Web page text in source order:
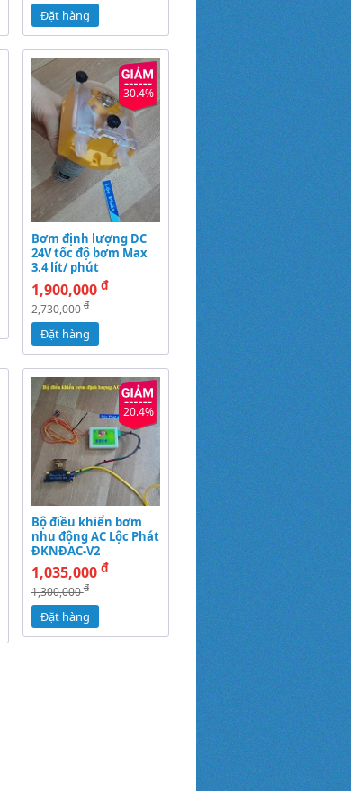
Đặt hàng
30.4%
Bơm định lượng DC
24V tốc độ bơm Max
3.4 lít/ phút
1,900,000 đ
2,730,000đ
Đặt hàng
20.4%
Bộ điều khiển bơm
nhu động AC Lộc Phát
ĐKNĐAC-V2
1,035,000 đ
1,300,000đ
Đặt hàng